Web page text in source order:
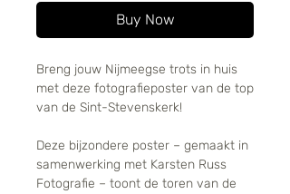
Buy Now
Breng jouw Nijmeegse trots in huis
met deze fotografieposter van de top
van de Sint-Stevenskerk!
Deze bijzondere poster – gemaakt in
samenwerking met Karsten Russ
Fotografie – toont de toren van de